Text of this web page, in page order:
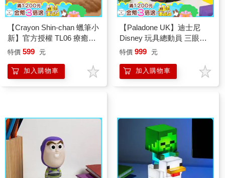
【Crayon Shin-chan 蠟筆小
新】官方授權 TL06 療癒
LED拍拍燈-蠟筆小新
特價 599 元
加入購物車
【Paladone UK】迪士尼
Disney 玩具總動員 三眼怪
造型 ICON小夜燈
特價 999 元
加入購物車